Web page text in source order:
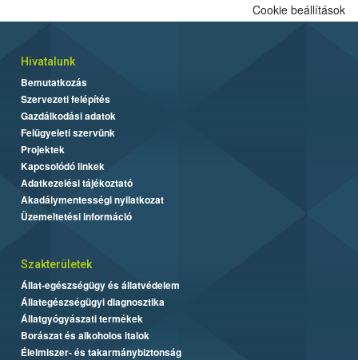
Cookie beállítások
Hivatalunk
Bemutatkozás
Szervezeti felépítés
Gazdálkodási adatok
Felügyeleti szervünk
Projektek
Kapcsolódó linkek
Adatkezelési tájékoztató
Akadálymentességi nyilatkozat
Üzemeltetési információ
Szakterületek
Állat-egészségügy és állatvédelem
Állategészségügyi diagnosztika
Állatgyógyászati termékek
Borászat és alkoholos italok
Élelmiszer- és takarmánybiztonság